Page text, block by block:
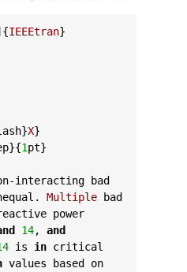
IEEEtran}
}X}
}{1pt}
-interacting
bad
. Multiple
bad
power
14, and
is in critical
values based
on